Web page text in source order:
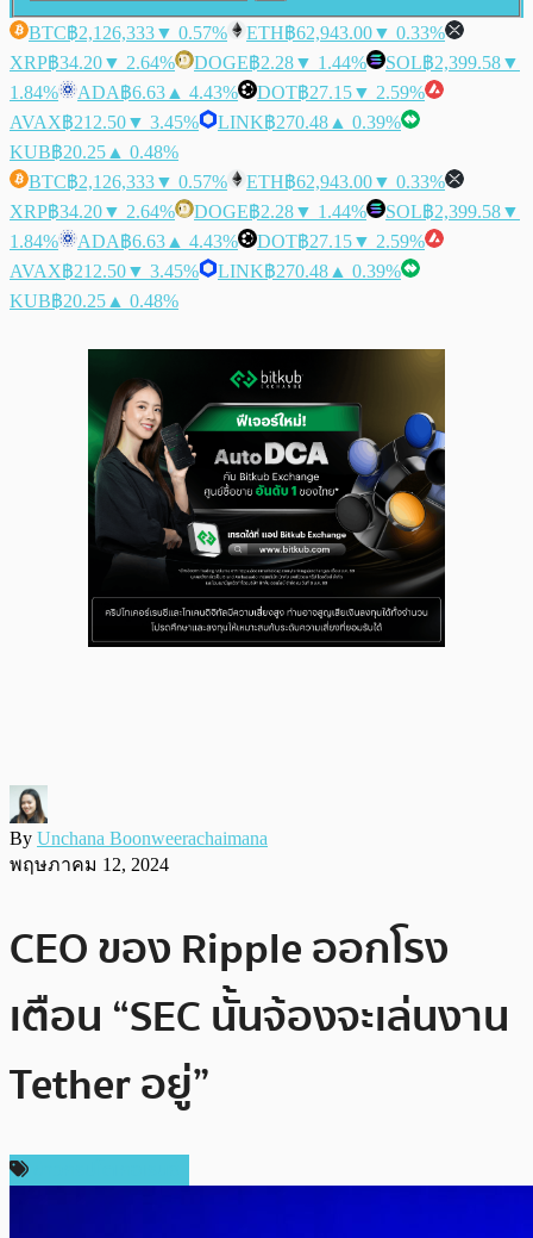
BTC฿2,126,333▼ 0.57% ETH฿62,943.00▼ 0.33%
XRP฿34.20▼ 2.64% DOGE฿2.28▼ 1.44% SOL฿2,399.58▼
1.84%
ADA฿6.63 ▲ 4.43% DOT฿27.15▼ 2.59%
AVAX฿212.50▼ 3.45% LINK฿270.48 ▲ 0.39%
KUB฿20.25 ▲ 0.48%
BTC฿2,126,333▼ 0.57% ETH฿62,943.00▼ 0.33%
XRP฿34.20▼ 2.64% DOGE฿2.28▼ 1.44% SOL฿2,399.58▼
1.84%
ADA฿6.63 ▲ 4.43% DOT฿27.15▼ 2.59%
AVAX฿212.50▼ 3.45% LINK฿270.48 ▲ 0.39%
KUB฿20.25 ▲ 0.48%
By Unchana Boonweerachaimana
พฤษภาคม 12, 2024
CEO ของ Ripple ออกโรง
เตือน “SEC นั้นจ้องจะเล่นงาน
Tether อยู่”